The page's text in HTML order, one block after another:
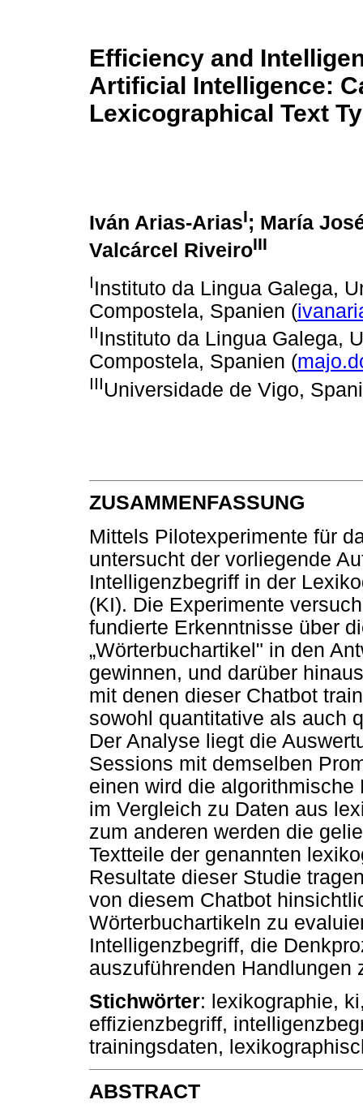
Efficiency and
Artificial Intelligence:
Lexicographical Text
Iván Arias-AriasI; María
Valcárcel RiveiroIII
IInstituto da Lingua Galega,
Compostela, Spanien (
IIInstituto da Lingua Galega,
Compostela, Spanien (
IIIUniversidade de Vigo,
ZUSAMMENFASSUNG
Mittels Pilotexperimente für
untersucht der vorliegende
Intelligenzbegriff in der
(KI). Die Experimente
fundierte Erkenntnisse über
„Wörterbuchartikel" in den
gewinnen, und darüber
mit denen dieser Chatbot
sowohl quantitative als auch
Der Analyse liegt die
Sessions mit demselben
einen wird die
im Vergleich zu Daten aus
zum anderen werden die
Textteile der genannten
Resultate dieser Studie
von diesem Chatbot
Wörterbuchartikeln zu
Intelligenzbegriff, die
auszuführenden Handlungen
Stichwörter: lexikographie,
effizienzbegriff,
trainingsdaten,
ABSTRACT